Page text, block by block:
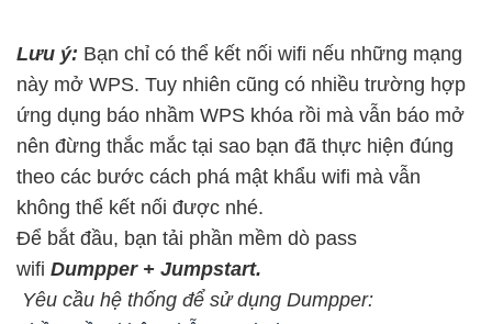
Lưu ý: Bạn chỉ có thể kết nối wifi nếu những mạng
này mở WPS. Tuy nhiên cũng có nhiều trường hợp
ứng dụng báo nhầm WPS khóa rồi mà vẫn báo mở
nên đừng thắc mắc tại sao bạn đã thực hiện đúng
theo các bước cách phá mật khẩu wifi mà vẫn
không thể kết nối được nhé.
Để bắt đầu, bạn tải phần mềm dò pass
wifi Dumpper + Jumpstart.
Yêu cầu hệ thống để sử dụng Dumpper: